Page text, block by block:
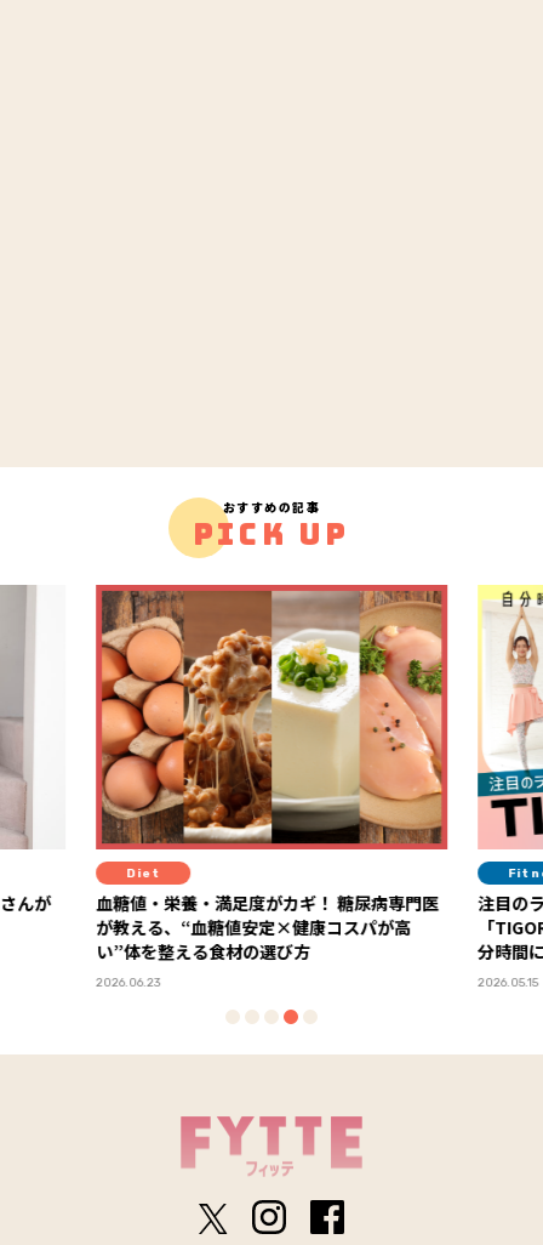
おすすめの記事
PICK UP
んが
Diet
血糖値・栄養・満足度がカギ！ 糖尿病専門医
が教える、“血糖値安定×健康コスパが高
い”体を整える食材の選び方
2026.06.23
注目の
「
分時間
2026.05.15